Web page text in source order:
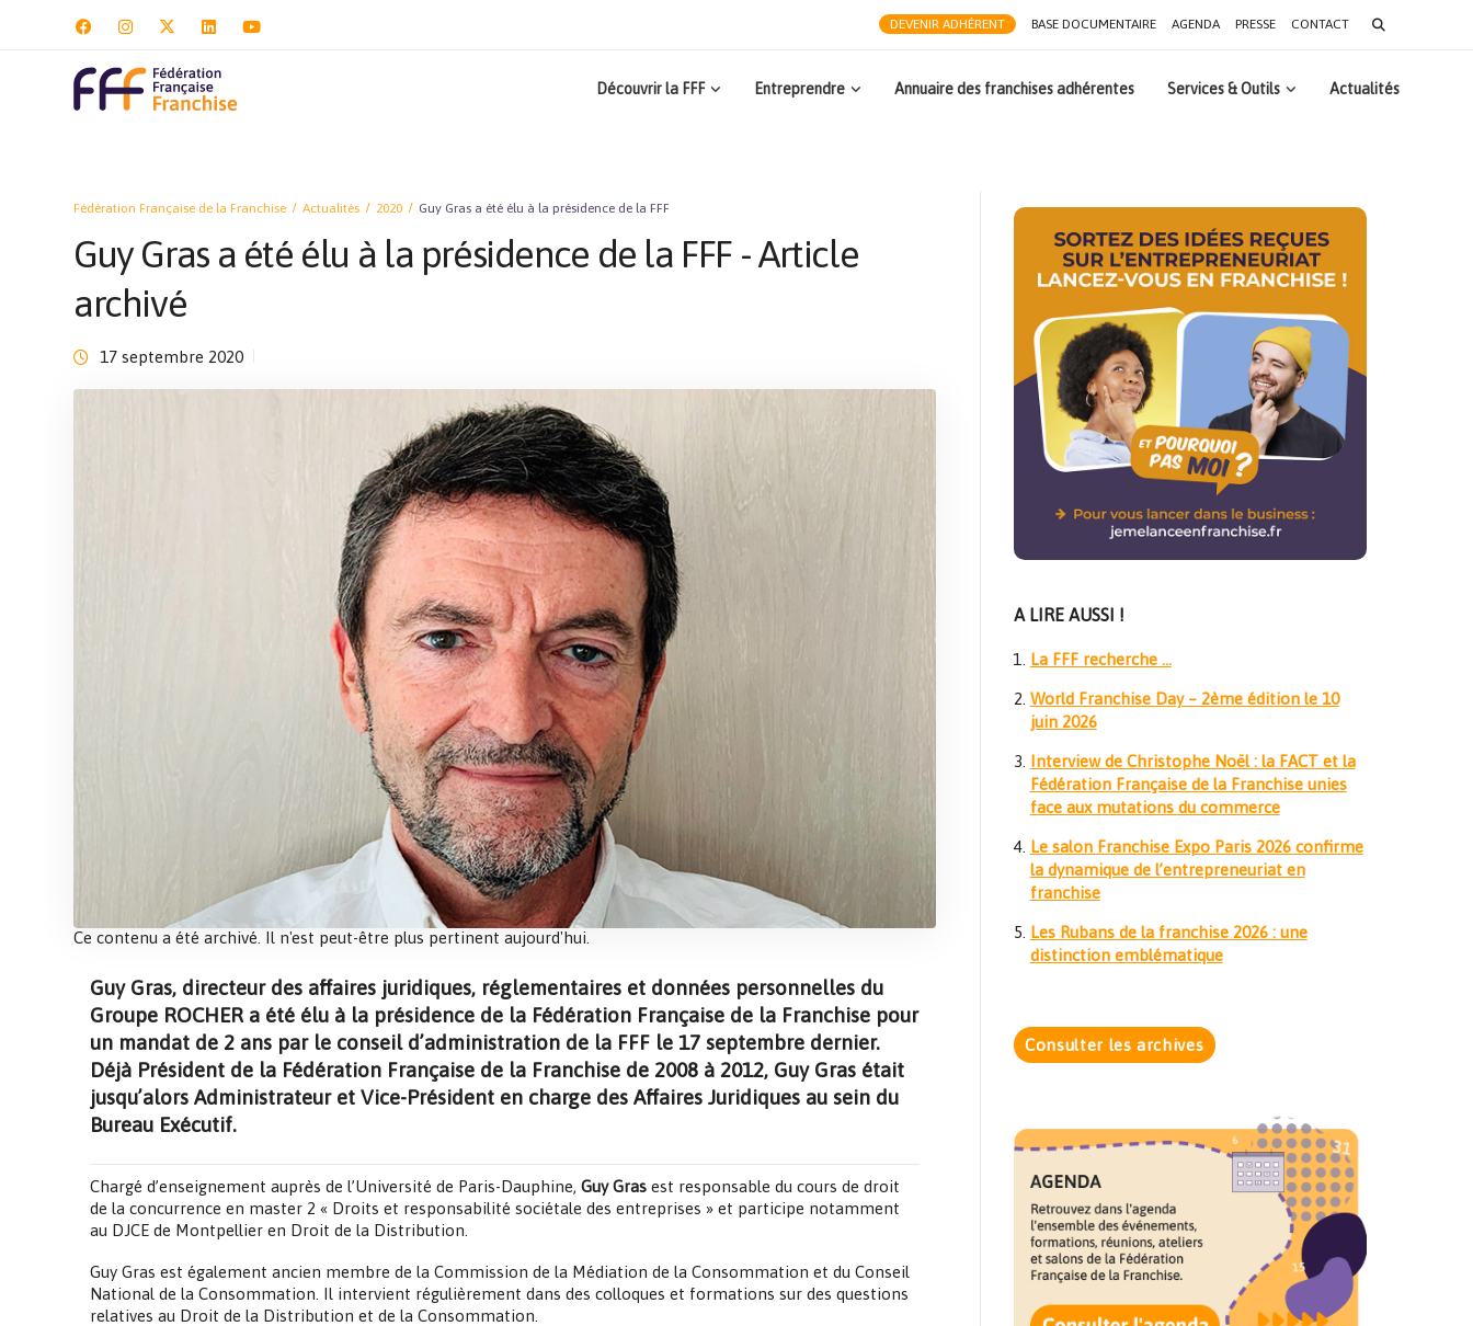
DEVENIR ADHÉRENT BASE DOCUMENTAIRE AGENDA PRESSE CONTACT
Search
for:
Découvrir la FFF Entreprendre Annuaire des franchises adhérentes Services & Outils Actualités
Fédération Française de la Franchise Actualités 2020 Guy Gras a été élu à la présidence de la FFF
Guy Gras a été élu à la présidence de la FFF - Article
archivé
17 septembre 2020
Ce contenu a été archivé. Il n'est peut-être plus pertinent aujourd'hui.
Guy Gras, directeur des affaires juridiques, réglementaires et données personnelles du
Groupe ROCHER a été élu à la présidence de la Fédération Française de la Franchise pour
un mandat de 2 ans par le conseil d’administration de la FFF le 17 septembre dernier.
Déjà Président de la Fédération Française de la Franchise de 2008 à 2012, Guy Gras était
jusqu’alors Administrateur et Vice-Président en charge des Affaires Juridiques au sein du
Bureau Exécutif.
Chargé d’enseignement auprès de l’Université de Paris-Dauphine, Guy Gras est responsable du cours de droit
de la concurrence en master 2 « Droits et responsabilité sociétale des entreprises » et participe notamment
au DJCE de Montpellier en Droit de la Distribution.
Guy Gras est également ancien membre de la Commission de la Médiation de la Consommation et du Conseil
National de la Consommation. Il intervient régulièrement dans des colloques et formations sur des questions
relatives au Droit de la Distribution et de la Consommation.
A LIRE AUSSI !
La FFF recherche …
World Franchise Day – 2ème édition le 10
juin 2026
Interview de Christophe Noël : la FACT et la
Fédération Française de la Franchise unies
face aux mutations du commerce
Le salon Franchise Expo Paris 2026 confirme
la dynamique de l’entrepreneuriat en
franchise
Les Rubans de la franchise 2026 : une
distinction emblématique
Consulter les archives